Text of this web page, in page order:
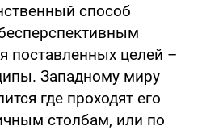
способ
поставленных целей –
Западному миру
где проходят его
столбам, или по